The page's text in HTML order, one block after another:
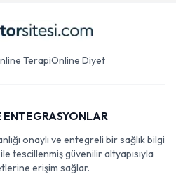
TerapiOnline Diyet
ENTEGRASYONLAR
onaylı ve entegreli bir sağlık bilgi
tescillenmiş güvenilir altyapısıyla
erişim sağlar.